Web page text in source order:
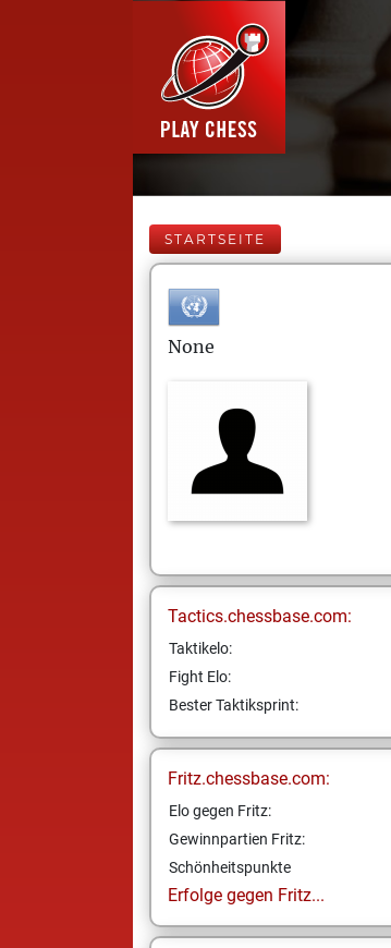
STARTSEITE
None
Tactics.chessbase.com:
Taktikelo:
Fight Elo:
Bester Taktiksprint:
Fritz.chessbase.com:
Elo gegen Fritz:
Gewinnpartien Fritz:
Schönheitspunkte
Erfolge gegen Fritz...